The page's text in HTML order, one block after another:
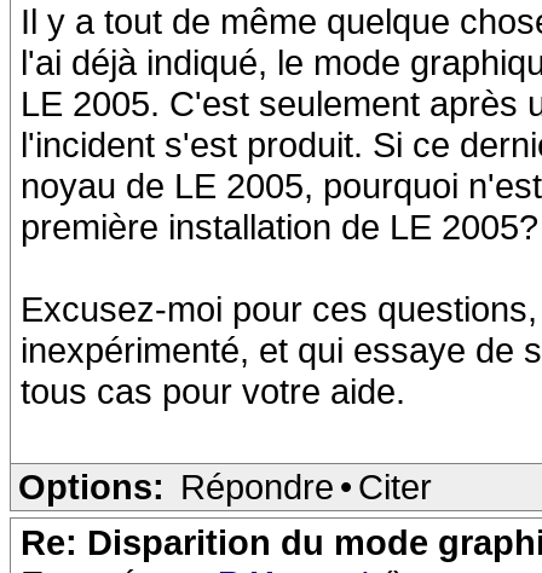
Il y a tout de même quelque
l'ai déjà indiqué, le mode
LE 2005. C'est seulement après
l'incident s'est produit. Si ce
noyau de LE 2005, pourquoi
première installation de LE 2005?
Excusez-moi pour ces
inexpérimenté, et qui essaye de
tous cas pour votre aide.
Options: Répondre • Citer
Re: Disparition du mode